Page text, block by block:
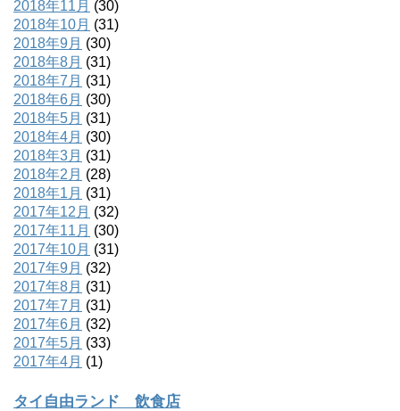
2018年11月 (30)
2018年10月 (31)
2018年9月 (30)
2018年8月 (31)
2018年7月 (31)
2018年6月 (30)
2018年5月 (31)
2018年4月 (30)
2018年3月 (31)
2018年2月 (28)
2018年1月 (31)
2017年12月 (32)
2017年11月 (30)
2017年10月 (31)
2017年9月 (32)
2017年8月 (31)
2017年7月 (31)
2017年6月 (32)
2017年5月 (33)
2017年4月 (1)
タイ自由ランド 飲食店